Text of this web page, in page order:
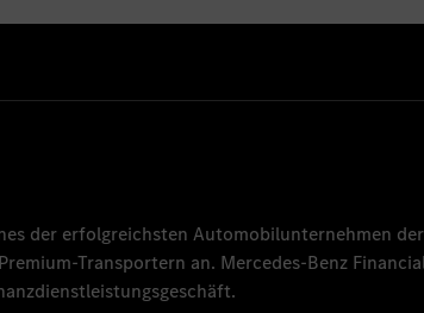
der erfolgreichsten Automobilunternehmen
Transportern an. Mercedes-Benz